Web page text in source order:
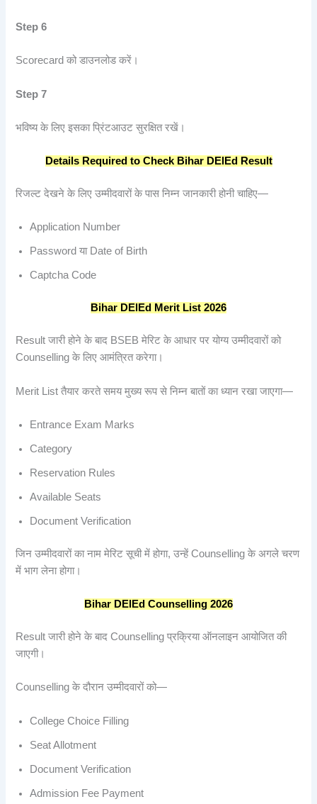
Step 6
Scorecard को डाउनलोड करें।
Step 7
भविष्य के लिए इसका प्रिंटआउट सुरक्षित रखें।
Details Required to Check Bihar DElEd Result
रिजल्ट देखने के लिए उम्मीदवारों के पास निम्न जानकारी होनी चाहिए—
Application Number
Password या Date of Birth
Captcha Code
Bihar DElEd Merit List 2026
Result जारी होने के बाद BSEB मेरिट के आधार पर योग्य उम्मीदवारों को
Counselling के लिए आमंत्रित करेगा।
Merit List तैयार करते समय मुख्य रूप से निम्न बातों का ध्यान रखा जाएगा—
Entrance Exam Marks
Category
Reservation Rules
Available Seats
Document Verification
जिन उम्मीदवारों का नाम मेरिट सूची में होगा, उन्हें Counselling के अगले चरण
में भाग लेना होगा।
Bihar DElEd Counselling 2026
Result जारी होने के बाद Counselling प्रक्रिया ऑनलाइन आयोजित की
जाएगी।
Counselling के दौरान उम्मीदवारों को—
College Choice Filling
Seat Allotment
Document Verification
Admission Fee Payment